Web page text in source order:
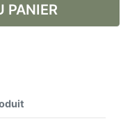
PANIER